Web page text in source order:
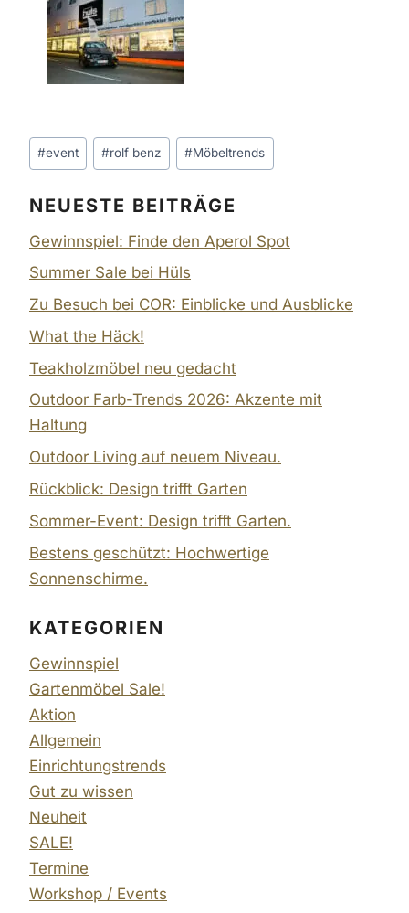
Schlagworte:
#event #rolf benz #Möbeltrends
NEUESTE BEITRÄGE
Gewinnspiel: Finde den Aperol Spot
Summer Sale bei Hüls
Zu Besuch bei COR: Einblicke und Ausblicke
What the Häck!
Teakholzmöbel neu gedacht
Outdoor Farb-Trends 2026: Akzente mit
Haltung
Outdoor Living auf neuem Niveau.
Rückblick: Design trifft Garten
Sommer-Event: Design trifft Garten.
Bestens geschützt: Hochwertige
Sonnenschirme.
KATEGORIEN
Gewinnspiel
Gartenmöbel Sale!
Aktion
Allgemein
Einrichtungstrends
Gut zu wissen
Neuheit
SALE!
Termine
Workshop / Events